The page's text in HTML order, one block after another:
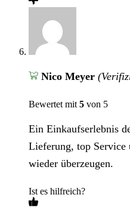
Nico Meyer
Bewertet mit 5 von 5
Ein Einkaufserlebnis
Lieferung, top
wieder überzeugen.
Ist es hilfreich?